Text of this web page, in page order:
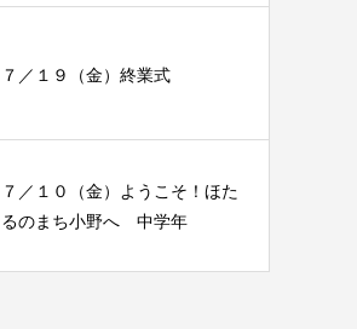
７／１９（金）終業式
７／１０（金）ようこそ！ほた
るのまち小野へ 中学年